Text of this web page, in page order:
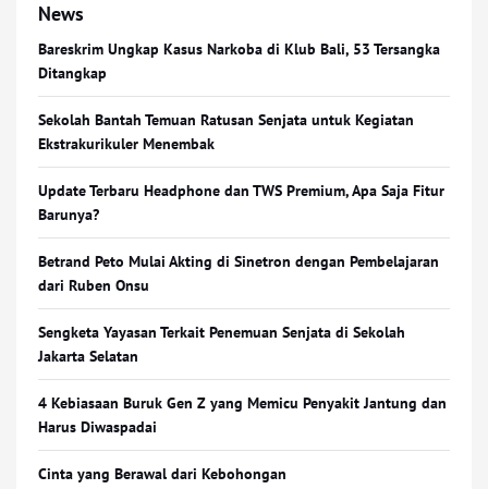
News
Bareskrim Ungkap Kasus Narkoba di Klub Bali, 53 Tersangka
Ditangkap
Sekolah Bantah Temuan Ratusan Senjata untuk Kegiatan
Ekstrakurikuler Menembak
Update Terbaru Headphone dan TWS Premium, Apa Saja Fitur
Barunya?
Betrand Peto Mulai Akting di Sinetron dengan Pembelajaran
dari Ruben Onsu
Sengketa Yayasan Terkait Penemuan Senjata di Sekolah
Jakarta Selatan
4 Kebiasaan Buruk Gen Z yang Memicu Penyakit Jantung dan
Harus Diwaspadai
Cinta yang Berawal dari Kebohongan